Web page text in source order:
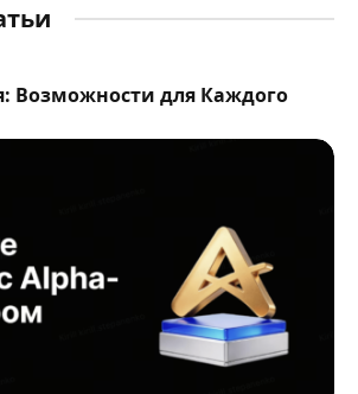
Возможности для Каждого